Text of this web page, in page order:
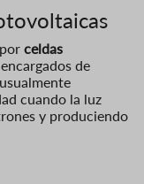
celdas
de
cuando la luz
y produciendo